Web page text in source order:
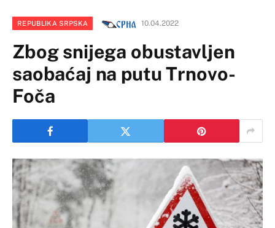
REPUBLIKA SRPSKA 10.04.2022
Zbog snijega obustavljen
saobaćaj na putu Trnovo-
Foča